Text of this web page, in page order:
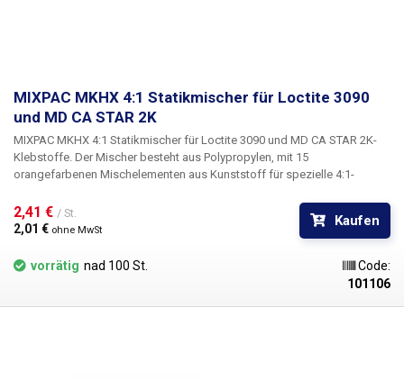
MIXPAC MKHX 4:1 Statikmischer für Loctite 3090
und MD CA STAR 2K
MIXPAC MKHX 4:1 Statikmischer für Loctite 3090 und MD CA STAR 2K-
Klebstoffe. Der Mischer besteht aus Polypropylen, mit 15
orangefarbenen Mischelementen aus Kunststoff für spezielle 4:1-
3090 und dem entsprechenden MD CA STAR 2K-Klebstoff. Im Vergleich
zu den klassischen Bajonettmischern in unserem Sortiment ist dieser
Mischer kleiner - der Innendurchmesser der Bajonettmutter beträgt 10
mm.
2,41 € / St.
2,01 € ohne MwSt
Kaufen
vorrätig nad 100 St.
Code:
101106